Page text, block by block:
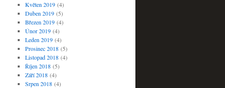
Květen 2019(4)
Duben 2019(5)
Březen 2019(4)
Únor 2019(4)
Leden 2019(4)
Prosinec 2018(5)
Listopad 2018(4)
Říjen 2018(5)
Září 2018(4)
Srpen 2018(4)